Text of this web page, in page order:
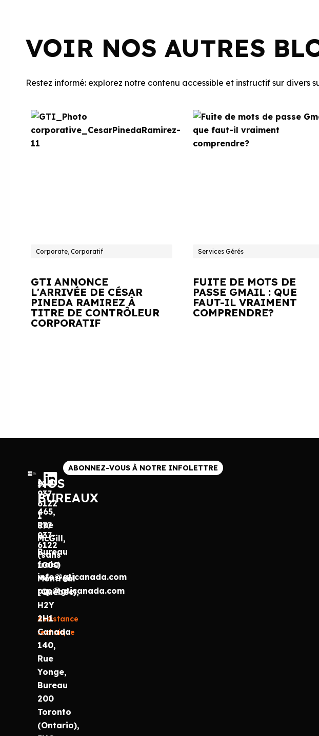
VOIR NOS AUTRES
Restez informé: explorez notre contenu accessible et instructif sur divers
Corporate, Corporatif
GTI ANNONCE
L'ARRIVÉE DE CÉSAR
PINEDA RAMIREZ À
TITRE DE CONTRÔLEUR
CORPORATIF
Services Gérés
FUITE DE MOTS DE
PASSE GMAIL : QUE
FAUT-IL VRAIMENT
COMPRENDRE?
514
937-
6122
1
877
937-
6122
(sans
frais)
info@gticanada.com
prp@gticanada.com
Assistance
technique
NOS
BUREAUX
465,
Rue
McGill,
Bureau
1000
Montréal
(Québec),
H2Y
2H1
Canada
140,
Rue
Yonge,
Bureau
200
Toronto
(Ontario),
ABONNEZ-VOUS À NOTRE INFOLETTRE